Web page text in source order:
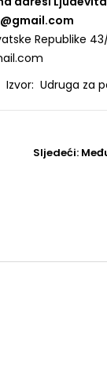
Republike
Izvor: Udruga za
Sljedeći: